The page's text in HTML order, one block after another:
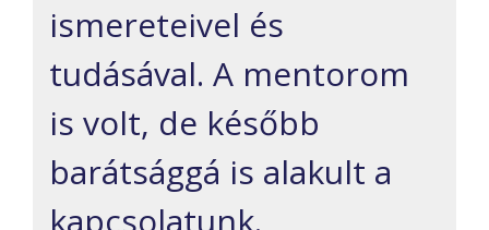
ismereteivel és
tudásával. A mentorom
is volt, de később
barátsággá is alakult a
kapcsolatunk.